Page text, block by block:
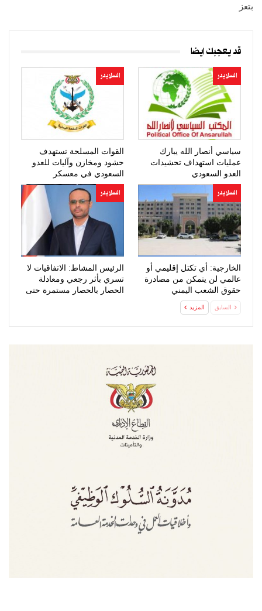
بتعز
قد يعجبك ايضا
السلايدر
سياسي أنصار الله يبارك
عمليات استهداف تحشيدات
العدو السعودي
السلايدر
القوات المسلحة تستهدف
حشود ومخازن وآليات للعدو
السعودي في معسكر
“صحن…
السلايدر
الخارجية: أي تكتل إقليمي أو
عالمي لن يتمكن من مصادرة
حقوق الشعب اليمني
المشروعة
السلايدر
الرئيس المشاط: الاتفاقيات لا
تسري بأثر رجعي ومعادلة
الحصار بالحصار مستمرة حتى
السابق المزيد